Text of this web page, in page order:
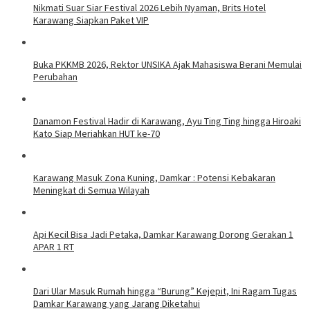
Nikmati Suar Siar Festival 2026 Lebih Nyaman, Brits Hotel
Karawang Siapkan Paket VIP
Buka PKKMB 2026, Rektor UNSIKA Ajak Mahasiswa Berani Memulai
Perubahan
Danamon Festival Hadir di Karawang, Ayu Ting Ting hingga Hiroaki
Kato Siap Meriahkan HUT ke-70
Karawang Masuk Zona Kuning, Damkar : Potensi Kebakaran
Meningkat di Semua Wilayah
Api Kecil Bisa Jadi Petaka, Damkar Karawang Dorong Gerakan 1
APAR 1 RT
Dari Ular Masuk Rumah hingga “Burung” Kejepit, Ini Ragam Tugas
Damkar Karawang yang Jarang Diketahui